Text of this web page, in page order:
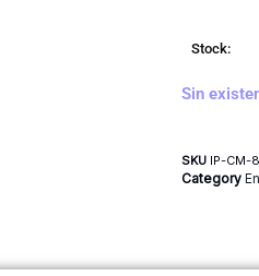
Stock:
Sin
SKU IP-CM-
Category